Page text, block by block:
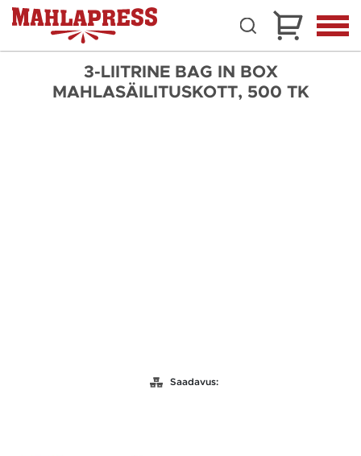
3-LIITRINE BAG IN BOX
MAHLASÄILITUSKOTT, 500 TK
Saadavus: